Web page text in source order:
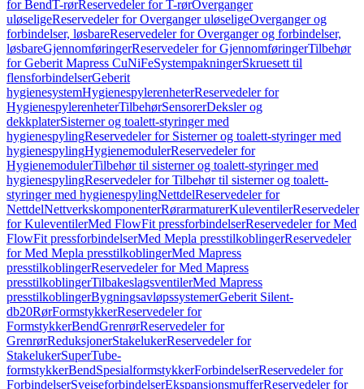
for BendT-rørReservedeler for T-rørOverganger
uløseligeReservedeler for Overganger uløseligeOverganger og
forbindelser, løsbareReservedeler for Overganger og forbindelser,
løsbareGjennomføringerReservedeler for GjennomføringerTilbehør
for Geberit Mapress CuNiFeSystempakningerSkruesett til
flensforbindelserGeberit
hygienesystemHygienespylerenheterReservedeler for
HygienespylerenheterTilbehørSensorerDeksler og
dekkplaterSisterner og toalett-styringer med
hygienespylingReservedeler for Sisterner og toalett-styringer med
hygienespylingHygienemodulerReservedeler for
HygienemodulerTilbehør til sisterner og toalett-styringer med
hygienespylingReservedeler for Tilbehør til sisterner og toalett-
styringer med hygienespylingNettdelReservedeler for
NettdelNettverkskomponenterRørarmaturerKuleventilerReservedeler
for KuleventilerMed FlowFit pressforbindelserReservedeler for Med
FlowFit pressforbindelserMed Mepla presstilkoblingerReservedeler
for Med Mepla presstilkoblingerMed Mapress
presstilkoblingerReservedeler for Med Mapress
presstilkoblingerTilbakeslagsventilerMed Mapress
presstilkoblingerBygningsavløpssystemerGeberit Silent-
db20RørFormstykkerReservedeler for
FormstykkerBendGrenrørReservedeler for
GrenrørReduksjonerStakelukerReservedeler for
StakelukerSuperTube-
formstykkerBendSpesialformstykkerForbindelserReservedeler for
ForbindelserSveiseforbindelserEkspansjonsmufferReservedeler for